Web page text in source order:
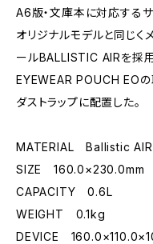
A6版・文庫本に対応する
オリジナルモデルと同じ
ールBALLISTIC AIRを採
EYEWEAR POUCH EOの
ダストラップに配置した。
MATERIAL Ballistic
SIZE 160.0×230.0mm
CAPACITY 0.6L
WEIGHT 0.1kg
DEVICE